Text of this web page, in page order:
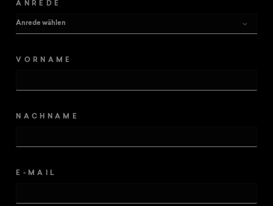
ANREDE
VORNAME
NACHNAME
E-MAIL